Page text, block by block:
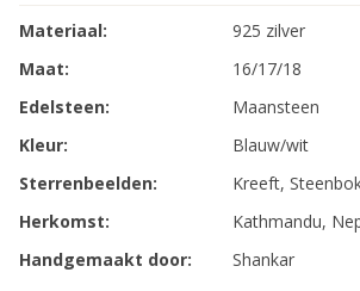
Materiaal:
925 zilver
Maat:
16/17/18
Edelsteen:
Maansteen
Kleur:
Blauw/wit
Sterrenbeelden:
Kreeft,
Herkomst:
Kathmandu,
Handgemaakt door:
Shankar